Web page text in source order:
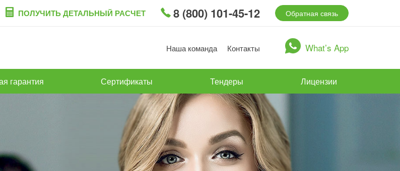
ПОЛУЧИТЬ ДЕТАЛЬНЫЙ РАСЧЕТ 8 (800) 101-45-12 Обратная связь
Наша команда Контакты What’s App
гарантия Сертификаты Тендеры Лицензии